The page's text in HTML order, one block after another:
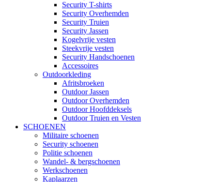
Security T-shirts
Security Overhemden
Security Truien
Security Jassen
Kogelvrije vesten
Steekvrije vesten
Security Handschoenen
Accessoires
Outdoorkleding
Afritsbroeken
Outdoor Jassen
Outdoor Overhemden
Outdoor Hoofddeksels
Outdoor Truien en Vesten
SCHOENEN
Militaire schoenen
Security schoenen
Politie schoenen
Wandel- & bergschoenen
Werkschoenen
Kaplaarzen